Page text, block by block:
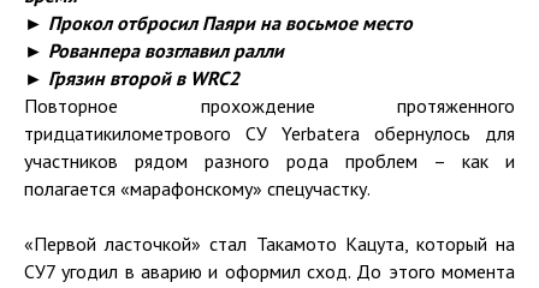
► Прокол отбросил Паяри на восьмое место
► Рованпера возглавил ралли
► Грязин второй в WRC2
Повторное прохождение протяженного
тридцатикилометрового СУ Yerbatera обернулось для
участников рядом разного рода проблем – как и
полагается «марафонскому» спецучастку.
«Первой ласточкой» стал Такамото Кацута, который на
СУ7 угодил в аварию и оформил сход. До этого момента